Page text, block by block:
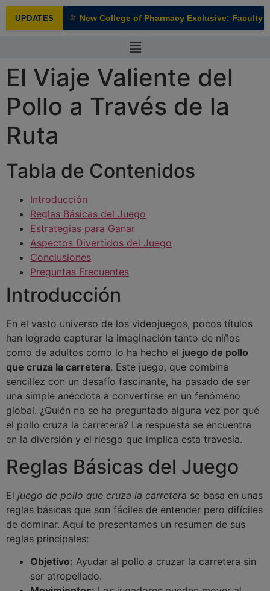
UPDATES
NEW New College of Pharmacy Exclusive: Faculty
El Viaje Valiente del
Pollo a Través de la
Ruta
Tabla de Contenidos
Introducción
Reglas Básicas del Juego
Estrategias para Ganar
Aspectos Divertidos del Juego
Conclusiones
Preguntas Frecuentes
Introducción
En el vasto universo de los videojuegos, pocos títulos
han logrado capturar la imaginación tanto de niños
como de adultos como lo ha hecho el juego de pollo
que cruza la carretera. Este juego, que combina
sencillez con un desafío fascinante, ha pasado de ser
una simple anécdota a convertirse en un fenómeno
global. ¿Quién no se ha preguntado alguna vez por qué
el pollo cruza la carretera? La respuesta se encuentra
en la diversión y el riesgo que implica esta travesía.
Reglas Básicas del Juego
El juego de pollo que cruza la carretera se basa en unas
reglas básicas que son fáciles de entender pero difíciles
de dominar. Aquí te presentamos un resumen de sus
reglas principales:
Objetivo: Ayudar al pollo a cruzar la carretera sin
ser atropellado.
modal-check